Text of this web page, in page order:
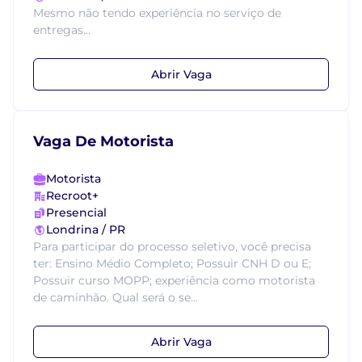
Mesmo não tendo experiência no serviço de
entregas...
Abrir Vaga
Vaga De Motorista
Motorista
Recroot+
Presencial
Londrina / PR
Para participar do processo seletivo, você precisa
ter: Ensino Médio Completo; Possuir CNH D ou E;
Possuir curso MOPP; experiência como motorista
de caminhão. Qual será o se...
Abrir Vaga